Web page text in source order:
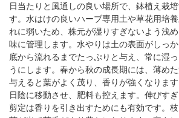
日当たりと風通しの良い場所で、鉢植え栽
す。水はけの良いハーブ専用土や草花用培
れに弱いため、株元が湿りすぎないよう浅
味に管理します。水やりは土の表面がしっ
底から流れるまでたっぷりと与え、常に湿
うにします。春から秋の成長期には、薄め
与えると葉がよく茂り、香りが強くなりま
日陰に移動させ、肥料も控えます。伸びすぎ
剪定は香りを引き出すためにも有効です。